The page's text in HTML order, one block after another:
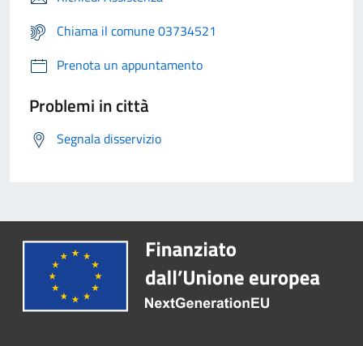
Chiama il comune 03734521
Prenota un appuntamento
Problemi in città
Segnala disservizio